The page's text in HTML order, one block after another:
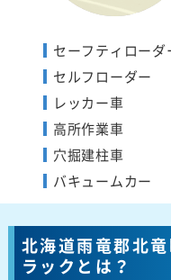
セーフティローダ
セルフローダー
レッカー車
高所作業車
穴掘建柱車
バキュームカー
北海道雨竜郡北
ラックとは？